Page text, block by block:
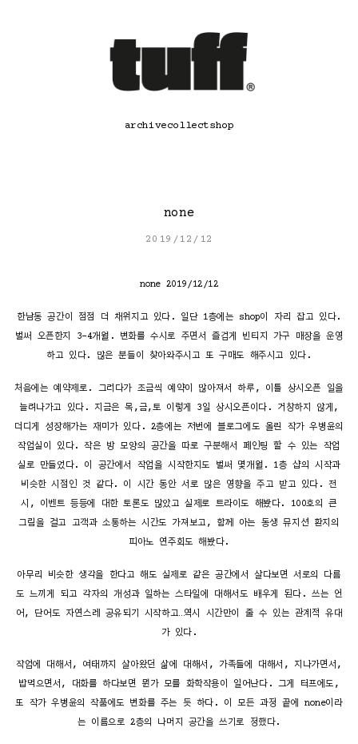
archivecollectshop
none
2019/12/12
none 2019/12/12
한남동 공간이 점점 더 채워지고 있다. 일단 1층에는 shop이 자리 잡고 있다.
벌써 오픈한지 3-4개월. 변화를 수시로 주면서 즐겁게 빈티지 가구 매장을 운영
하고 있다. 많은 분들이 찾아와주시고 또 구매도 해주시고 있다.
처음에는 예약제로. 그러다가 조금씩 예약이 많아져서 하루, 이틀 상시오픈 일을
늘려나가고 있다. 지금은 목,금,토 이렇게 3일 상시오픈이다. 거창하지 않게,
더디게 성장해가는 재미가 있다. 2층에는 저번에 블로그에도 올린 작가 우병윤의
작업실이 있다. 작은 방 모양의 공간을 따로 구분해서 페인팅 할 수 있는 작업
실로 만들었다. 이 공간에서 작업을 시작한지도 벌써 몇개월. 1층 샵의 시작과
비슷한 시점인 것 같다. 이 시간 동안 서로 많은 영향을 주고 받고 있다. 전
시, 이벤트 등등에 대한 토론도 많았고 실제로 트라이도 해봤다. 100호의 큰
그림을 걸고 고객과 소통하는 시간도 가져보고, 함께 아는 동생 뮤지션 환지의
피아노 연주회도 해봤다.
아무리 비슷한 생각을 한다고 해도 실제로 같은 공간에서 살다보면 서로의 다름
도 느끼게 되고 각자의 개성과 일하는 스타일에 대해서도 배우게 된다. 쓰는 언
어, 단어도 자연스레 공유되기 시작하고…역시 시간만이 줄 수 있는 관계적 유대
가 있다.
작업에 대해서, 여태까지 살아왔던 삶에 대해서, 가족들에 대해서, 지나가면서,
밥먹으면서, 대화를 하다보면 뭔가 모를 화학작용이 일어난다. 그게 터프에도,
또 작가 우병윤의 작품에도 변화를 주는 듯 하다. 이 모든 과정 끝에 none이라
는 이름으로 2층의 나머지 공간을 쓰기로 정했다.